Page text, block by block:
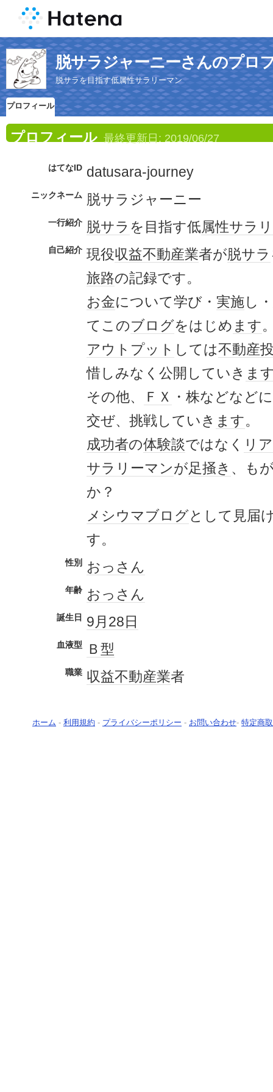
脱サラジャーニーさんのプロ
脱サラを目指す低属性サラリーマン
プロフィール
プロフィール 最終更新日: 2019/06/27
はてなID datusara-journey
ニックネーム 脱サラジャーニー
一行紹介 脱サラ を目指す低属性サラ
自己紹介 現役収益不動産業者が脱サラ
旅路の記録です。
お金について学び・ 実施し
てこのブログをはじめ ます
アウトプット しては不動産
惜しみなく公開していき ま
その他、
ＦＸ ・株などなどに
交ぜ、挑戦していき ます。
成功者の体験談ではなく リ
サラリーマンが足掻き 、も
か？
メシウマブログとして見届
す。
性別 おっさん
年齢 おっさん
誕生日 9月28日
血液型 Ｂ型
職業 収益不動産業者
ホーム - 利用規約 - プライバシーポリシー - お問い合わせ- 特定商